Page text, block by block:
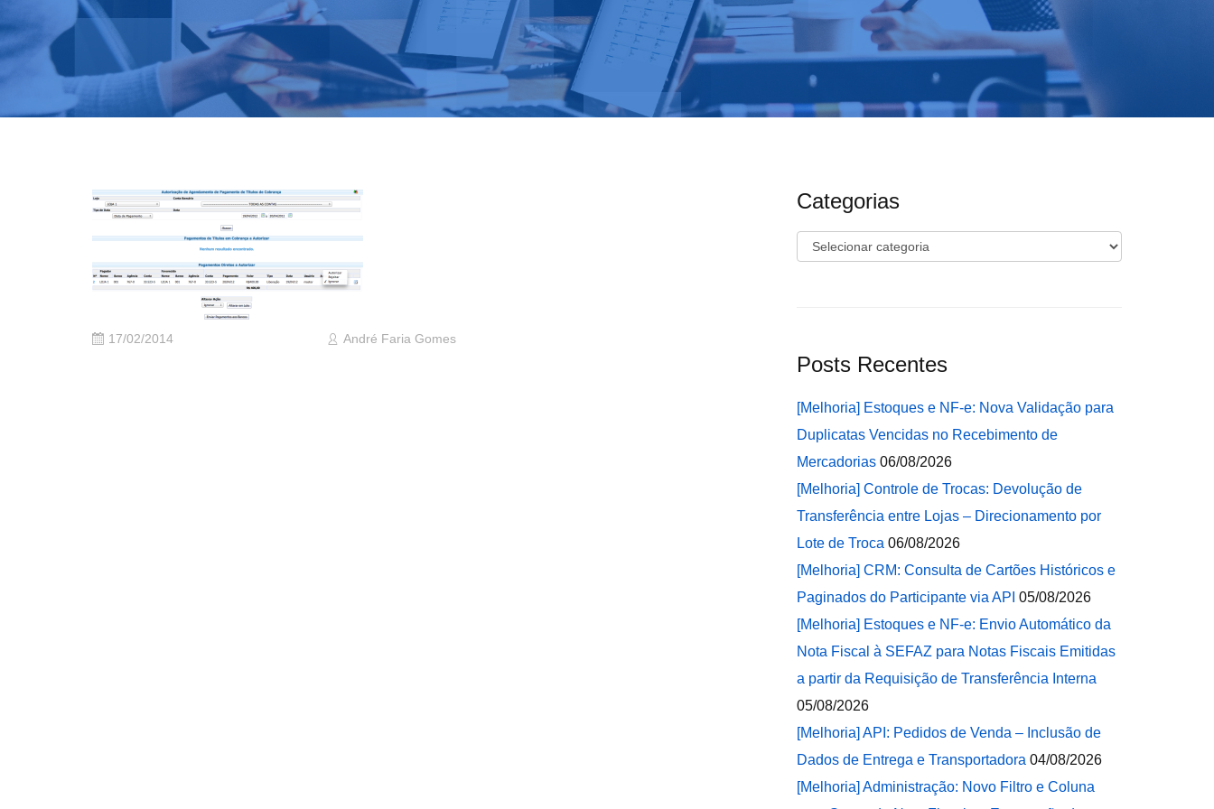
17/02/2014 André Faria Gomes
Categorias
Categorias
Posts Recentes
[Melhoria] Estoques e NF-e: Nova Validação para
Duplicatas Vencidas no Recebimento de
Mercadorias 06/08/2026
[Melhoria] Controle de Trocas: Devolução de
Transferência entre Lojas – Direcionamento por
Lote de Troca 06/08/2026
[Melhoria] CRM: Consulta de Cartões Históricos e
Paginados do Participante via API 05/08/2026
[Melhoria] Estoques e NF-e: Envio Automático da
Nota Fiscal à SEFAZ para Notas Fiscais Emitidas
a partir da Requisição de Transferência Interna
05/08/2026
[Melhoria] API: Pedidos de Venda – Inclusão de
Dados de Entrega e Transportadora 04/08/2026
[Melhoria] Administração: Novo Filtro e Coluna